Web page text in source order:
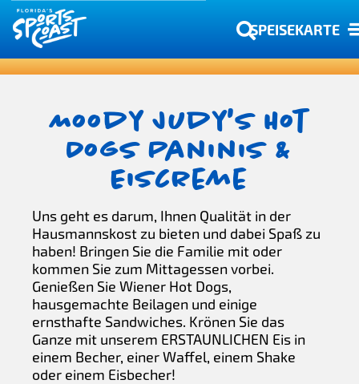
SPEISEKARTE
Moody Judy's Hot
Dogs Paninis &
Eiscreme
Uns geht es darum, Ihnen Qualität in der
Hausmannskost zu bieten und dabei Spaß zu
haben! Bringen Sie die Familie mit oder
kommen Sie zum Mittagessen vorbei.
Genießen Sie Wiener Hot Dogs,
hausgemachte Beilagen und einige
ernsthafte Sandwiches. Krönen Sie das
Ganze mit unserem ERSTAUNLICHEN Eis in
einem Becher, einer Waffel, einem Shake
oder einem Eisbecher!